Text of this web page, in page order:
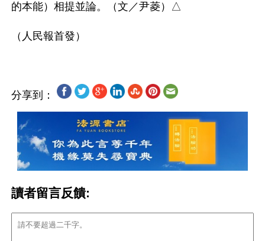
的本能）相提並論。（文／尹菱）△
分享到：
讀者留言反饋: